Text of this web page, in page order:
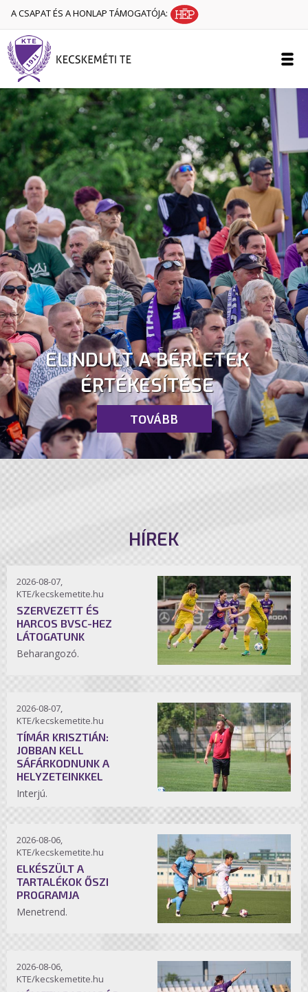
A CSAPAT ÉS A HONLAP TÁMOGATÓJA:
ELINDULT A BÉRLETEK
ÉRTÉKESÍTÉSE
TOVÁBB
HÍREK
2026-08-07,
KTE/kecskemetite.hu
SZERVEZETT ÉS
HARCOS BVSC-HEZ
LÁTOGATUNK
Beharangozó.
2026-08-07,
KTE/kecskemetite.hu
TÍMÁR KRISZTIÁN:
JOBBAN KELL
SÁFÁRKODNUNK A
HELYZETEINKKEL
Interjú.
2026-08-06,
KTE/kecskemetite.hu
ELKÉSZÜLT A
TARTALÉKOK ŐSZI
PROGRAMJA
Menetrend.
2026-08-06,
KTE/kecskemetite.hu